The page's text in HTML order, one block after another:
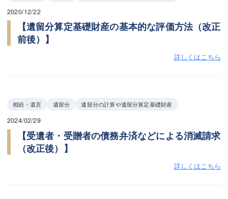
2020/12/22
【遺留分算定基礎財産の基本的な評価方法（改正
前後）】
詳しくはこちら
相続・遺言 遺留分 遺留分の計算や遺留分算定基礎財産
2024/02/29
【受遺者・受贈者の債務弁済などによる消滅請求
（改正後）】
詳しくはこちら